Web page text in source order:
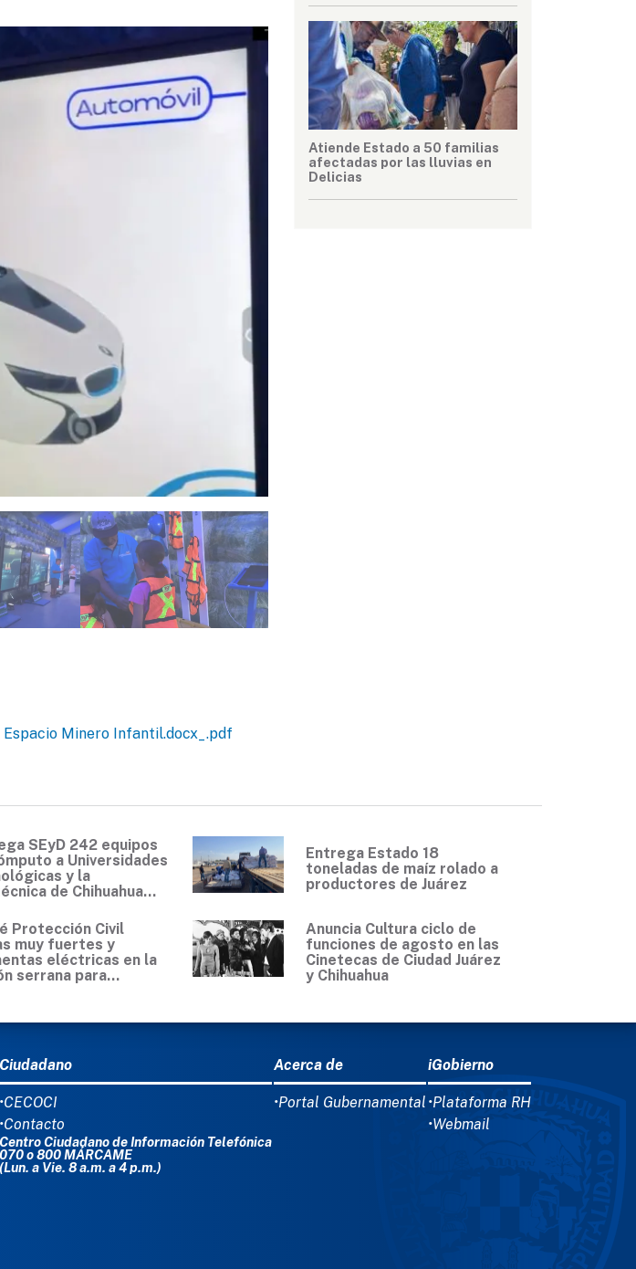
Minero Infantil.docx_.pdf
Atiende Estado a 50 familias
afectadas por las lluvias en
Delicias
SEyD 242 equipos
a Universidades
y la
de Chihuahua...
Entrega Estado 18
toneladas de maíz rolado a
productores de Juárez
Protección Civil
muy fuertes y
eléctricas en la
serrana para...
Anuncia Cultura ciclo de
funciones de agosto en las
Cinetecas de Ciudad Juárez
y Chihuahua
Ciudadano
•CECOCI
•Contacto
Centro Ciudadano de Información Telefónica
070 o 800 MÁRCAME
(Lun. a Vie. 8 a.m. a 4 p.m.)
Acerca de
•Portal Gubernamental
iGobierno
•Plataforma RH
•Webmail